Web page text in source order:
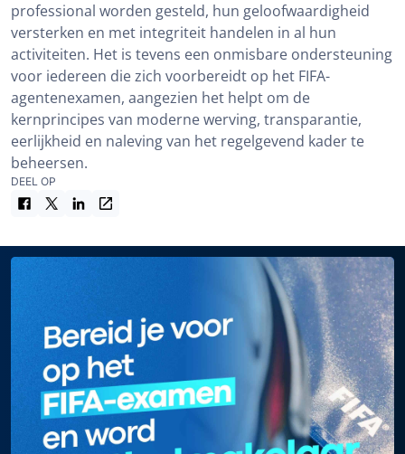
professional worden gesteld, hun geloofwaardigheid
versterken en met integriteit handelen in al hun
activiteiten. Het is tevens een onmisbare ondersteuning
voor iedereen die zich voorbereidt op het FIFA-
agentenexamen, aangezien het helpt om de
kernprincipes van moderne werving, transparantie,
eerlijkheid en naleving van het regelgevend kader te
beheersen.
DEEL OP